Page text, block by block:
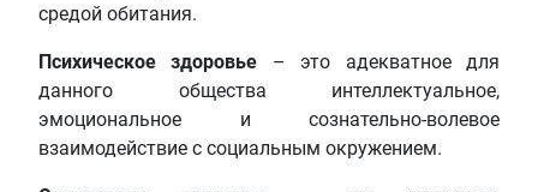
средой обитания.
Психическое здоровье – это адекватное для
данного общества интеллектуальное,
эмоциональное и сознательно-волевое
взаимодействие с социальным окружением.